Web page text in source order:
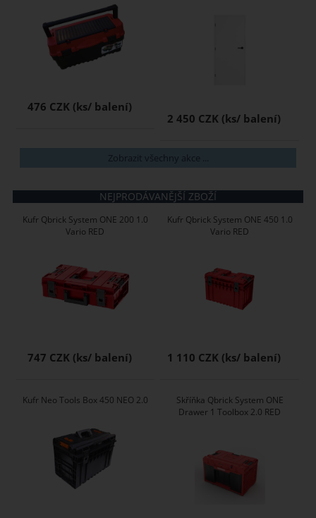
476 CZK
2 450 CZK
Zobrazit všechny akce ...
NEJPRODÁVANĚJŠÍ ZBOŽÍ
Kufr Qbrick System ONE 200 1.0
Vario RED
747 CZK
Kufr Qbrick System ONE 450 1.0
Vario RED
1 110 CZK
Kufr Neo Tools Box 450 NEO 2.0
Skříňka Qbrick System ONE
Drawer 1 Toolbox 2.0 RED